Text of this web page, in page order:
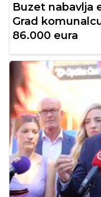
Buzet nabavlja
Grad
86.000 eura